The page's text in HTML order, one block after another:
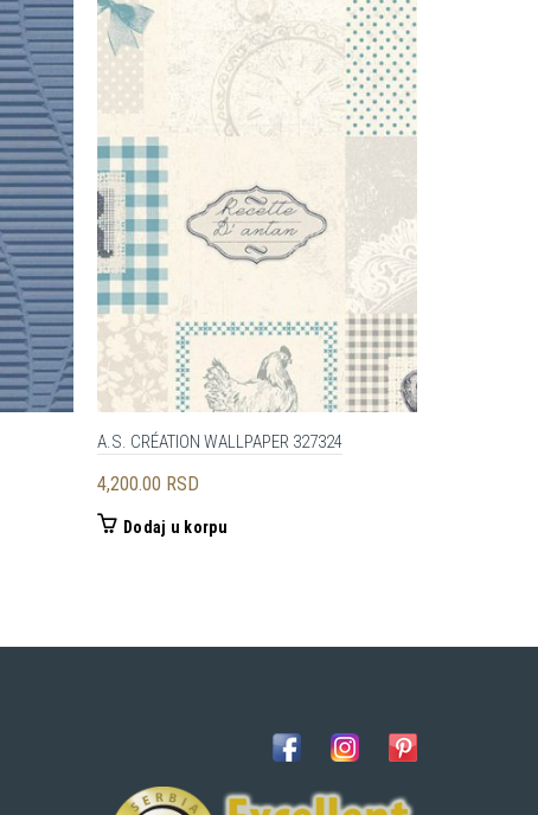
A.S. CRÉATION WALLPAPER 327324
4,200.00 RSD
Dodaj u korpu